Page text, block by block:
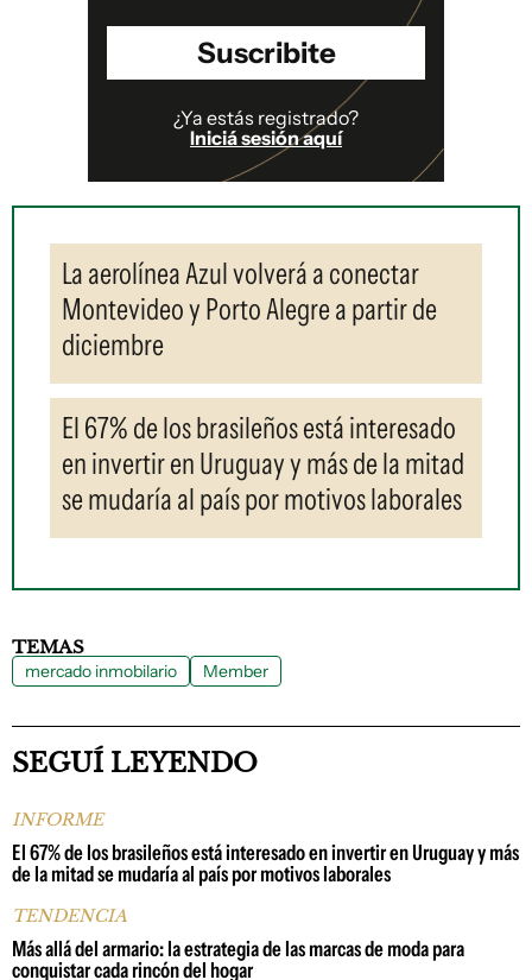
Suscribite
¿Ya estás registrado?
Iniciá sesión aquí
La aerolínea Azul volverá a conectar
Montevideo y Porto Alegre a partir de
diciembre
El 67% de los brasileños está interesado
en invertir en Uruguay y más de la mitad
se mudaría al país por motivos laborales
TEMAS
mercado inmobilario Member
SEGUÍ LEYENDO
INFORME
El 67% de los brasileños está interesado en invertir en Uruguay y más
de la mitad se mudaría al país por motivos laborales
TENDENCIA
Más allá del armario: la estrategia de las marcas de moda para
conquistar cada rincón del hogar